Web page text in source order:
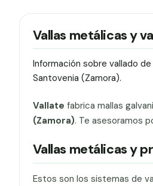
Vallas metálicas y
Información sobre vallado
Santovenia (Zamora).
Vallate fabrica mallas
(Zamora). Te asesoramos
Vallas metálicas y
Estos son los sistemas de